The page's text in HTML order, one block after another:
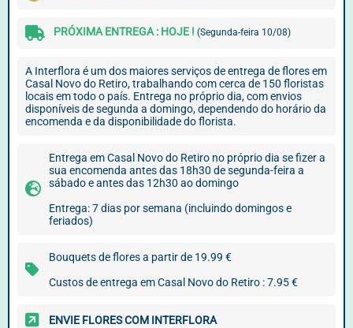
PRÓXIMA ENTREGA : HOJE ! (Segunda-feira 10/08)
A Interflora é um dos maiores serviços de entrega de flores em
Casal Novo do Retiro, trabalhando com cerca de 150 floristas
locais em todo o país. Entrega no próprio dia, com envios
disponíveis de segunda a domingo, dependendo do horário da
encomenda e da disponibilidade do florista.
Entrega em Casal Novo do Retiro no próprio dia se fizer a
sua encomenda antes das 18h30 de segunda-feira a
sábado e antes das 12h30 ao domingo
Entrega: 7 dias por semana (incluindo domingos e
feriados)
Bouquets de flores a partir de 19.99 €
Custos de entrega em Casal Novo do Retiro : 7.95 €
ENVIE FLORES COM INTERFLORA